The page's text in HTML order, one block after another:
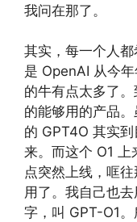
我问在那了。
其实，每一个人
是 OpenAI 从今
的牛有点太多了
的能够用的产品
的 GPT4O 其实
来。而这个 O1
点突然上线，哐
用了。我自己也
字，叫 GPT-O1。